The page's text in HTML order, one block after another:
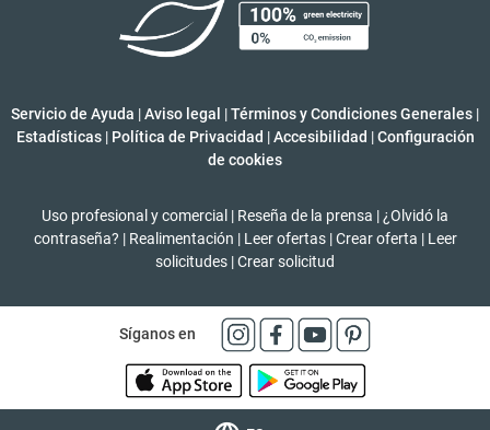
Servicio de Ayuda |Aviso legal |Términos y Condiciones Generales |
Estadísticas | Política de Privacidad | Accesibilidad | Configuración
de cookies
Uso profesional y comercial | Reseña de la prensa | ¿Olvidó la
contraseña? | Realimentación | Leer ofertas | Crear oferta | Leer
solicitudes |Crear solicitud
Síganos en